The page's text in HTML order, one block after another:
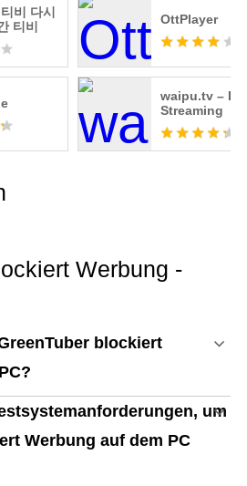
비 다시
티비
OttPlayer
waipu.tv –
Streaming
Werbung -
blockiert
um
Werbung auf dem PC